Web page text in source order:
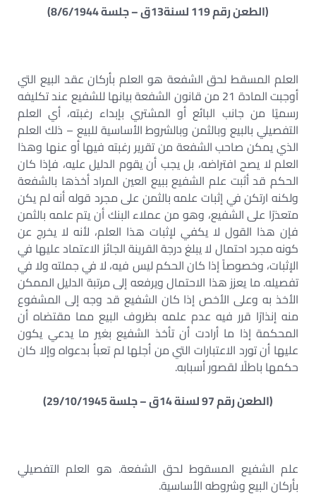
(الطعن رقم 119 لسنة13ق – جلسة 8/6/1944)
العلم المسقط لحق الشفعة هو العلم بأركان عقد البيع التي
أوجبت المادة 21 من قانون الشفعة بيانها للشفيع عند تكليفه
رسميًا من جانب البائع أو المشتري بإبداء رغبته، أي العلم
التفصيلي بالبيع وبالثمن وبالشروط الأساسية للبيع – ذلك العلم
الذي يمكن صاحب الشفعة من تقرير رغبته فيها أو عنها وهذا
العلم لا يصح افتراضه، بل يجب أن يقوم الدليل عليه، فإذا كان
الحكم قد أثبت علم الشفيع ببيع العين المراد أخذها بالشفعة
ولكنه ارتكن في إثبات علمه بالثمن على مجرد قوله أنه لم يكن
متعذرًا على الشفيع، وهو من عملاء البنك أن يتم علمه بالثمن
فإن هذا القول لا يكفي لإثبات هذا العلم، لأنه لا يخرج عن
كونه مجرد احتمال لا يبلغ درجة القرينة الجائز الاعتماد عليها في
الإثبات، وخصوصاً إذا كان الحكم ليس فيه، لا في جملته ولا في
تفصيله. ما يعزز هذا الاحتمال ويرفعه إلى مرتبة الدليل الممكن
الأخذ به وعلى الأخص إذا كان الشفيع قد وجه إلى المشفوع
منه إنذارًا قرر فيه عدم علمه بظروف البيع مما مقتضاه أن
المحكمة إذا ما أرادت أن تأخذ الشفيع بغير ما يدعي يكون
عليها أن تورد الاعتبارات التي من أجلها لم تعبأ بدعواه وإلا كان
حكمها باطلًا لقصور أسبابه.
(الطعن رقم 97 لسنة 14ق – جلسة 29/10/1945)
علم الشفيع المسقوط لحق الشفعة. هو العلم التفصيلي
بأركان البيع وشروطه الأساسية.